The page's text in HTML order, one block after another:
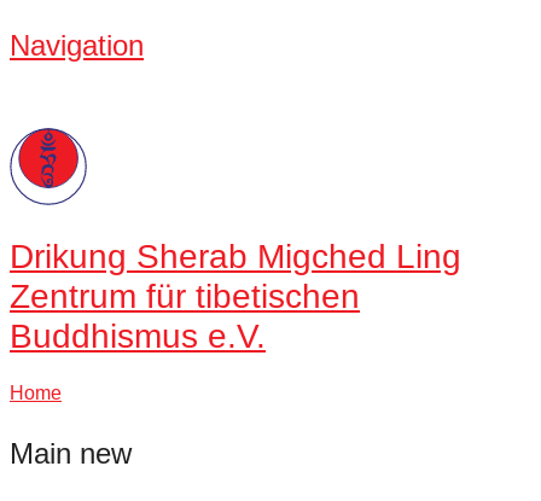
Navigation
Drikung Sherab Migched Ling
Zentrum für tibetischen
Buddhismus e.V.
Home
Main new